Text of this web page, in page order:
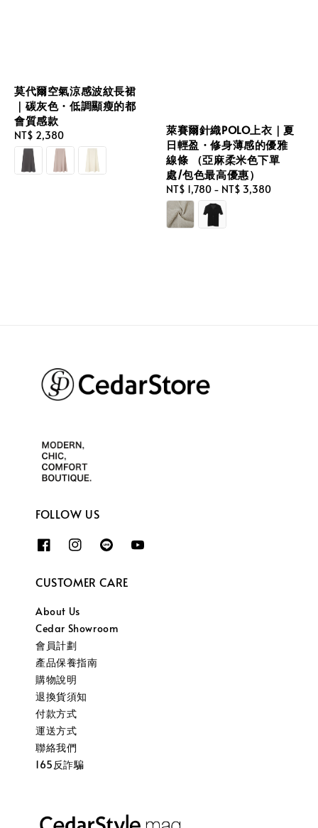
莫代爾空氣涼感波紋長裙
｜碳灰色・低調顯瘦的都
會質感款
Regular
price
NT$ 2,380
萊賽爾針織POLO上衣｜夏
日輕盈・修身薄感的優雅
線條 （亞麻柔米色下單
處/包色最高優惠）
Regular
price
NT$ 1,780 - NT$ 3,380
FOLLOW US
CUSTOMER CARE
About Us
Cedar Showroom
會員計劃
產品保養指南
購物說明
退換貨須知
付款方式
運送方式
聯絡我們
165反詐騙